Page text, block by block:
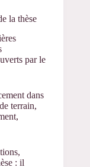
la thèse
par le
dans
terrain,
: il